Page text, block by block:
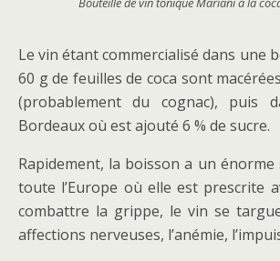
Le vin étant commercialisé dans une
60 g de feuilles de coca sont
(probablement du cognac), puis
Bordeaux où est ajouté 6 % de sucre.
Rapidement, la boisson a un énorme
toute l’Europe où elle est prescrite
combattre la grippe, le vin se
affections nerveuses, l’anémie,